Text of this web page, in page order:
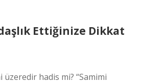
Ettiğinize Dikkat
üzeredir hadis mi? “Samimi